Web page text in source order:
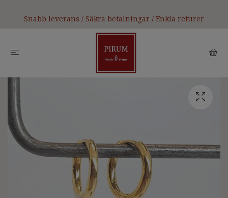
Snabb leverans / Säkra betalningar / Enkla returer